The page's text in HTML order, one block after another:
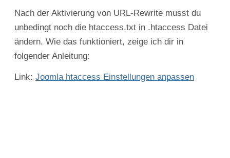
Nach der Aktivierung von URL-Rewrite musst du
unbedingt noch die htaccess.txt in .htaccess Datei
ändern. Wie das funktioniert, zeige ich dir in
folgender Anleitung:
Link: Joomla htaccess Einstellungen anpassen